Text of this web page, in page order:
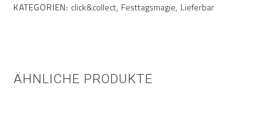
KATEGORIEN: click&collect, Festtagsmagie, Lieferbar
ÄHNLICHE PRODUKTE